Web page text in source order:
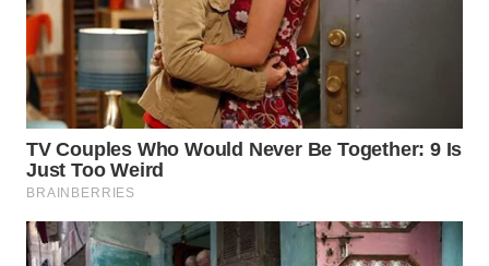
PERSONA
WAHANA
OTOMOTIF
WAHANA
HEALTH
WAHANA
DESA